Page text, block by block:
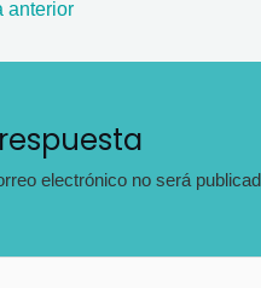
anterior
electrónico no será